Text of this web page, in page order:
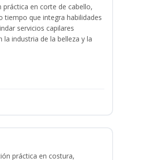
práctica en corte de cabello,
que integra habilidades
servicios capilares
industria de la belleza y la
práctica en costura,